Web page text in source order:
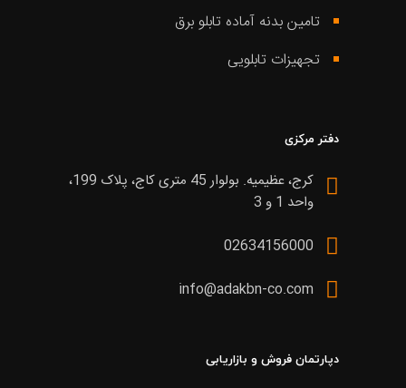
تامین بدنه آماده تابلو برق
تجهیزات تابلویی
دفتر مرکزی
کرج، عظیمیه. بولوار 45 متری کاج، پلاک 199،
واحد 1 و 3
02634156000
info@adakbn-co.com
دپارتمان فروش و بازاریابی